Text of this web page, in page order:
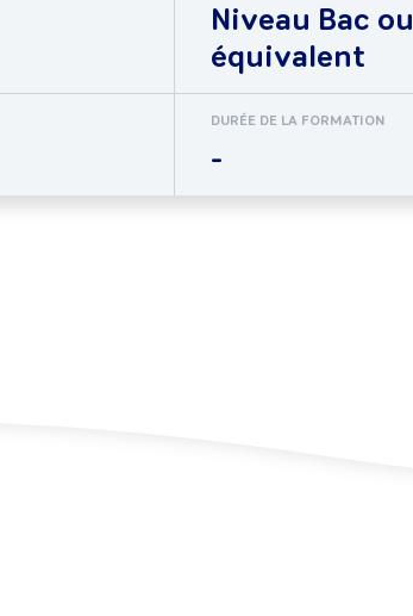
Niveau Bac ou
équivalent
DURÉE DE LA FORMATION
-